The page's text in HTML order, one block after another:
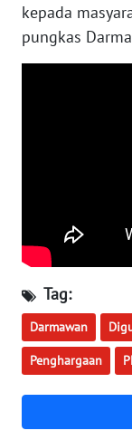
kepada
pungkas
Tag:
Darmawan
Penghargaan
WN
NUSANTARA
WN
BALI
WN
KALBAR